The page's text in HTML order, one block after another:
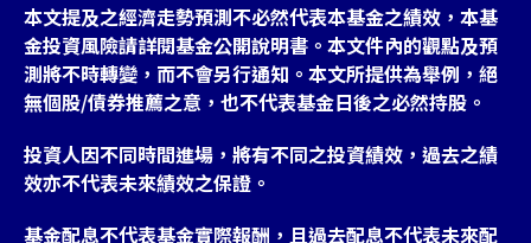
本文提及之經濟走勢預測不必然代表本基金之績效，本基
金投資風險請詳閱基金公開說明書。本文件內的觀點及預
測將不時轉變，而不會另行通知。本文所提供為舉例，絕
無個股/債券推薦之意，也不代表基金日後之必然持股。
投資人因不同時間進場，將有不同之投資績效，過去之績
效亦不代表未來績效之保證。
基金配息不代表基金實際報酬，且過去配息不代表未來配